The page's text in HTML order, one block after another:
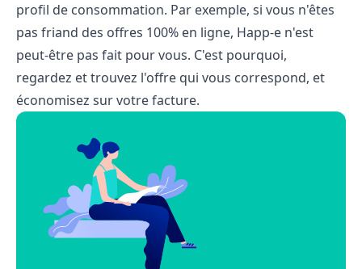
profil de consommation. Par exemple, si vous n'êtes
pas friand des offres 100% en ligne, Happ-e n'est
peut-être pas fait pour vous. C'est pourquoi,
regardez et trouvez l'offre qui vous correspond, et
économisez sur votre facture.